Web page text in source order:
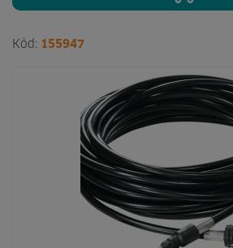
Kód: 155947